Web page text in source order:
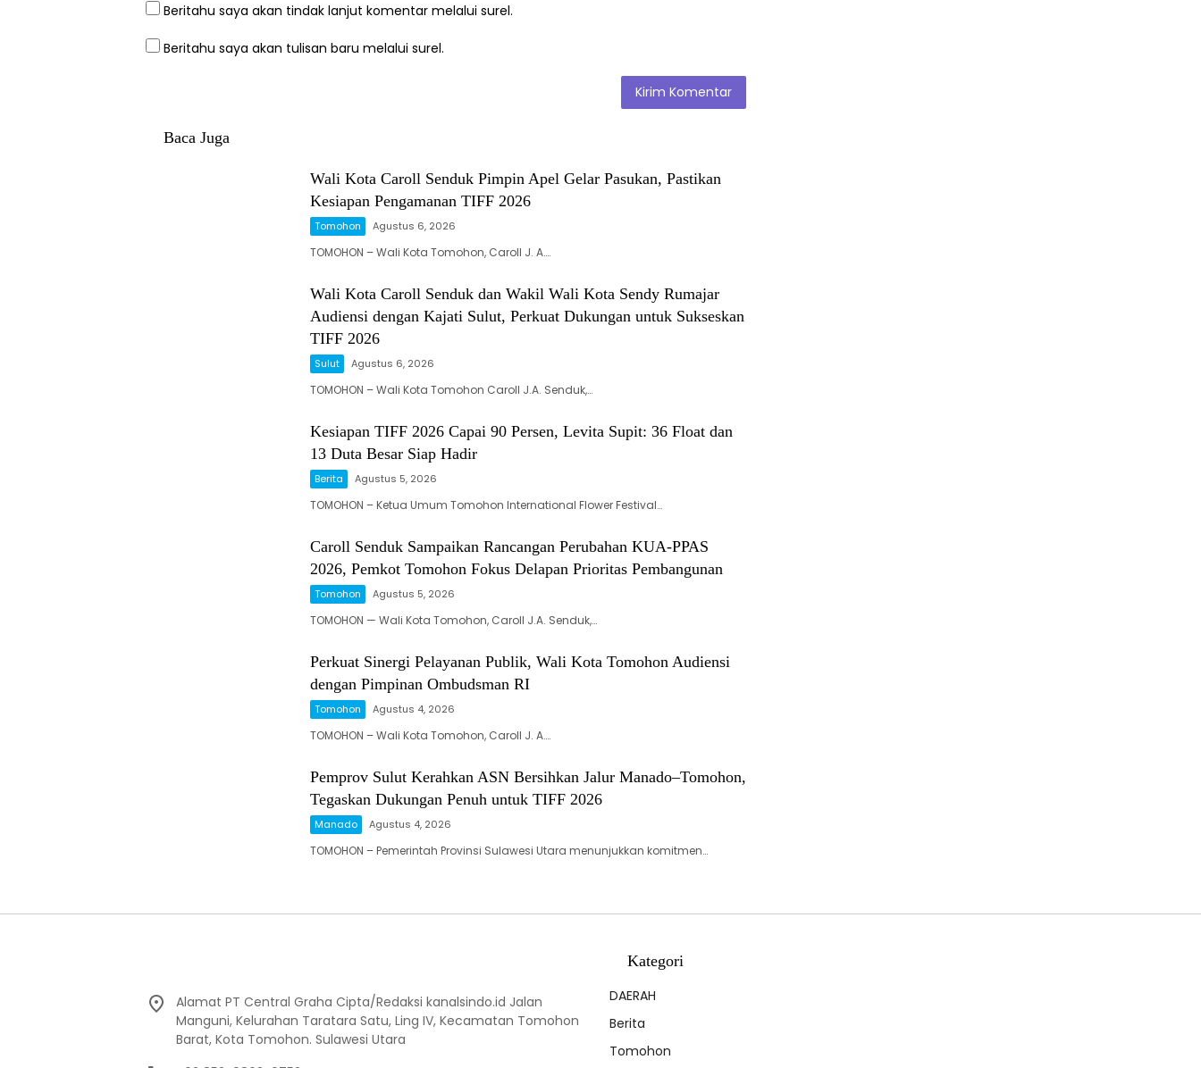
Beritahu saya akan tindak lanjut komentar melalui surel.
Beritahu saya akan tulisan baru melalui surel.
Baca Juga
Wali Kota Caroll Senduk Pimpin Apel Gelar Pasukan, Pastikan
Kesiapan Pengamanan TIFF 2026
Tomohon Agustus 6, 2026
TOMOHON – Wali Kota Tomohon, Caroll J. A….
Wali Kota Caroll Senduk dan Wakil Wali Kota Sendy Rumajar
Audiensi dengan Kajati Sulut, Perkuat Dukungan untuk Sukseskan
TIFF 2026
Sulut Agustus 6, 2026
TOMOHON – Wali Kota Tomohon Caroll J.A. Senduk,…
Kesiapan TIFF 2026 Capai 90 Persen, Levita Supit: 36 Float dan
13 Duta Besar Siap Hadir
Berita Agustus 5, 2026
TOMOHON – Ketua Umum Tomohon International Flower Festival…
Caroll Senduk Sampaikan Rancangan Perubahan KUA-PPAS
2026, Pemkot Tomohon Fokus Delapan Prioritas Pembangunan
Tomohon Agustus 5, 2026
TOMOHON — Wali Kota Tomohon, Caroll J.A. Senduk,…
Perkuat Sinergi Pelayanan Publik, Wali Kota Tomohon Audiensi
dengan Pimpinan Ombudsman RI
Tomohon Agustus 4, 2026
TOMOHON – Wali Kota Tomohon, Caroll J. A….
Pemprov Sulut Kerahkan ASN Bersihkan Jalur Manado–Tomohon,
Tegaskan Dukungan Penuh untuk TIFF 2026
Manado Agustus 4, 2026
TOMOHON – Pemerintah Provinsi Sulawesi Utara menunjukkan komitmen…
Alamat PT Central Graha Cipta/Redaksi kanalsindo.id Jalan
Manguni, Kelurahan Taratara Satu, Ling IV, Kecamatan Tomohon
Barat, Kota Tomohon. Sulawesi Utara
Kategori
DAERAH
Berita
Tomohon